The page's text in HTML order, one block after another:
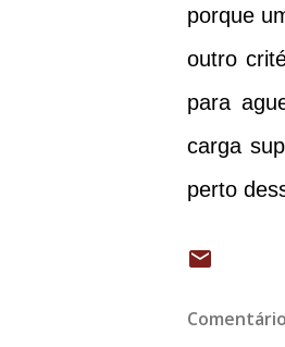
porque
outro
para
carga
perto